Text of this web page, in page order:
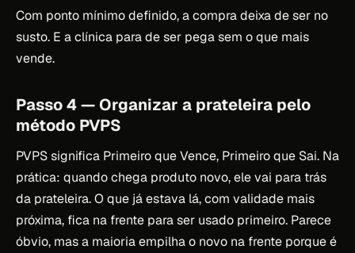
Com ponto mínimo definido, a compra deixa de ser no
susto. E a clínica para de ser pega sem o que mais
vende.
Passo 4 — Organizar a prateleira pelo
método PVPS
PVPS significa Primeiro que Vence, Primeiro que Sai. Na
prática: quando chega produto novo, ele vai para trás
da prateleira. O que já estava lá, com validade mais
próxima, fica na frente para ser usado primeiro. Parece
óbvio, mas a maioria empilha o novo na frente porque é